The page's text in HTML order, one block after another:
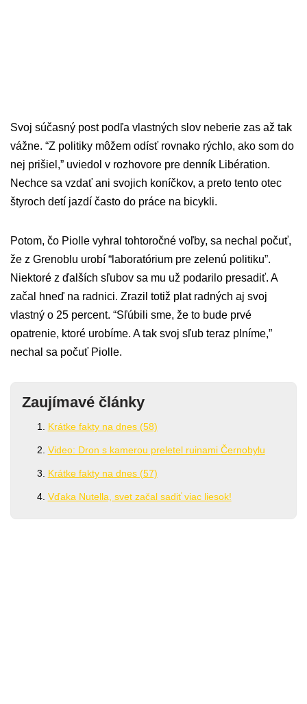
Svoj súčasný post podľa vlastných slov neberie zas až tak
vážne. “Z politiky môžem odísť rovnako rýchlo, ako som do
nej prišiel,” uviedol v rozhovore pre denník Libération.
Nechce sa vzdať ani svojich koníčkov, a preto tento otec
štyroch detí jazdí často do práce na bicykli.
Potom, čo Piolle vyhral tohtoročné voľby, sa nechal počuť,
že z Grenoblu urobí “laboratórium pre zelenú politiku”.
Niektoré z ďalších sľubov sa mu už podarilo presadiť. A
začal hneď na radnici. Zrazil totiž plat radných aj svoj
vlastný o 25 percent. “Sľúbili sme, že to bude prvé
opatrenie, ktoré urobíme. A tak svoj sľub teraz plníme,”
nechal sa počuť Piolle.
Zaujímavé články
Krátke fakty na dnes (58)
Video: Dron s kamerou preletel ruinami Černobylu
Krátke fakty na dnes (57)
Vďaka Nutella, svet začal sadiť viac liesok!